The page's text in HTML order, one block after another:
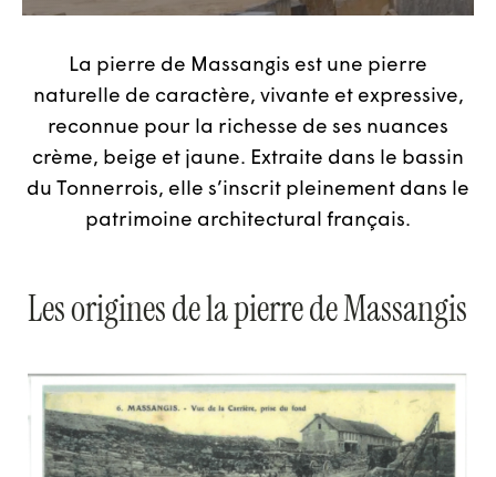
La pierre de Massangis est une pierre
naturelle de caractère, vivante et expressive,
reconnue pour la richesse de ses nuances
crème, beige et jaune. Extraite dans le bassin
du Tonnerrois, elle s’inscrit pleinement dans le
patrimoine architectural français.
Les origines de la pierre de Massangis